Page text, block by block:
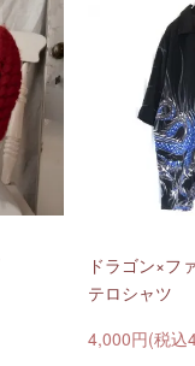
ドラゴン×フ
テロシャツ
4,000円(税込